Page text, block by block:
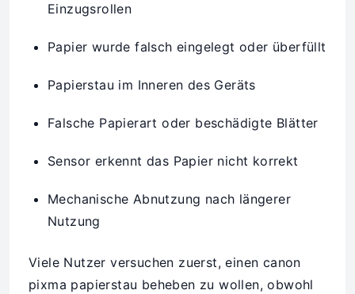
Einzugsrollen
Papier wurde falsch eingelegt oder überfüllt
Papierstau im Inneren des Geräts
Falsche Papierart oder beschädigte Blätter
Sensor erkennt das Papier nicht korrekt
Mechanische Abnutzung nach längerer
Nutzung
Viele Nutzer versuchen zuerst, einen canon
pixma papierstau beheben zu wollen, obwohl